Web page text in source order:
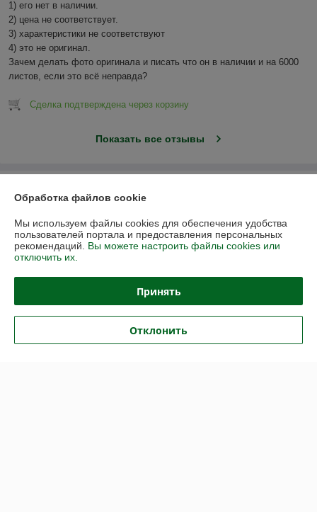
1) его нет в наличии.
2) цена не соответствует.
3) характеристики не соответствуют
4) это не оригинал.
Зачем делать фото оригинала и писать что он в наличии и на 6000
листов, если это всё неправда?
Сделка подтверждена через корзину
Показать все отзывы
Контакты
Доставка и оплата
Полная версия сайта
Обработка файлов cookie
Мы используем файлы cookies для обеспечения удобства
пользователей портала и предоставления персональных
рекомендаций. Вы можете настроить файлы cookies или
отключить их.
Принять
Отклонить